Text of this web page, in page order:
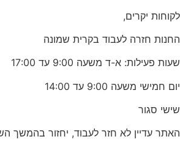
לקוחות יקרים,
החנות חזרה לעבוד בקרית שמונה
שעות פעילות: א-ד משעה 9:00 עד 17:00
יום חמישי משעה 9:00 עד 14:00
שישי סגור
האתר עדיין לא חזר לעבוד, יחזור בהמשך